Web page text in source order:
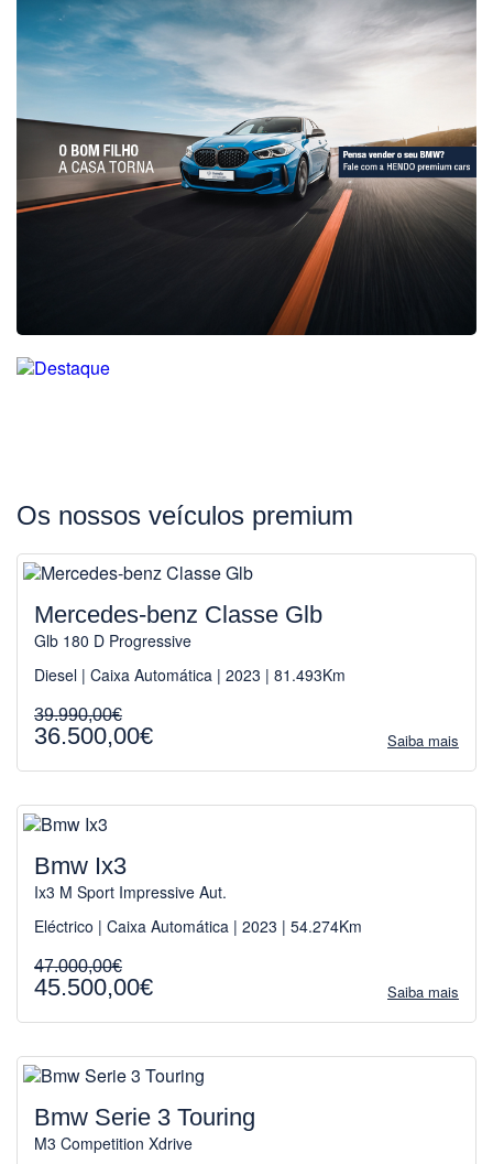
Os nossos veículos premium
Mercedes-benz Classe Glb
Glb 180 D Progressive
Diesel | Caixa Automática | 2023 | 81.493Km
39.990,00€
36.500,00€ Saiba mais
Bmw Ix3
Ix3 M Sport Impressive Aut.
Eléctrico | Caixa Automática | 2023 | 54.274Km
47.000,00€
45.500,00€ Saiba mais
Bmw Serie 3 Touring
M3 Competition Xdrive